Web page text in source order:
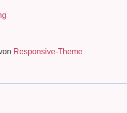
Responsive-Theme